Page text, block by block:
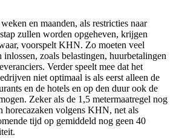
en maanden, als restricties naar
zullen worden opgeheven, krijgen
voorspelt KHN. Zo moeten veel
zoals belastingen, huurbetalingen
Verder speelt mee dat het
niet optimaal is als eerst alleen de
en de hotels en op den duur ook de
Zeker als de 1,5 metermaatregel nog
horecazaken volgens KHN, net als
tijd op gemiddeld nog geen 40